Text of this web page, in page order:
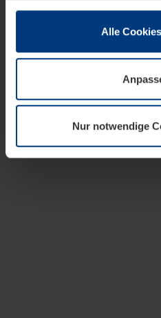
sie im Rahmen Ihrer
wenn diese für den Betrieb
notwendig sind. Für alle
wir Ihre Erlaubnis. Ihre
Datenschutzerklärung
widerrufen.
Alle
Nur notwendige